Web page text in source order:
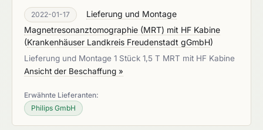
2022-01-17
Lieferung und Montage
Magnetresonanztomographie (MRT) mit HF Kabine
(Krankenhäuser Landkreis Freudenstadt gGmbH)
Lieferung und Montage 1 Stück 1,5 T MRT mit HF Kabine
Ansicht der Beschaffung »
Erwähnte Lieferanten:
Philips GmbH